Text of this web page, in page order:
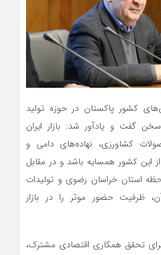
کشور پاکستان در حوزه تولید
گفت و یادآور شد: بازار ایران
کشاورزی، نهاده‌های دامی و
این کشور همسایه باشد و در مقابل
استان خراسان رضوی و تولیدات
ظرفیت حضور موثر را در بازار
تحقق همکاری اقتصادی مشترک،